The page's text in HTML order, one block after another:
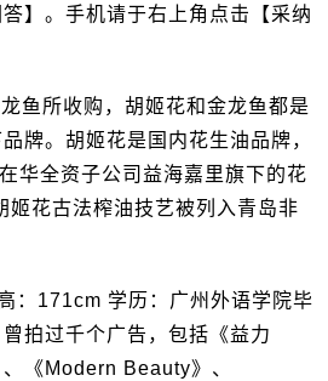
】。手机请于右上角点击【采纳
鱼所收购，胡姬花和金龙鱼都是
牌。胡姬花是国内花生油品牌，
华全资子公司益海嘉里旗下的花
姬花古法榨油技艺被列入青岛非
：171cm 学历：广州外语学院毕
拍过千个广告，包括《益力
《Modern Beauty》、